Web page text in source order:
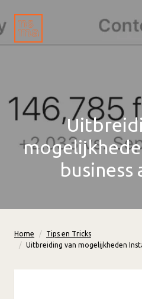
business
Home
Tips en Tricks
Uitbreiding van mogelijkheden